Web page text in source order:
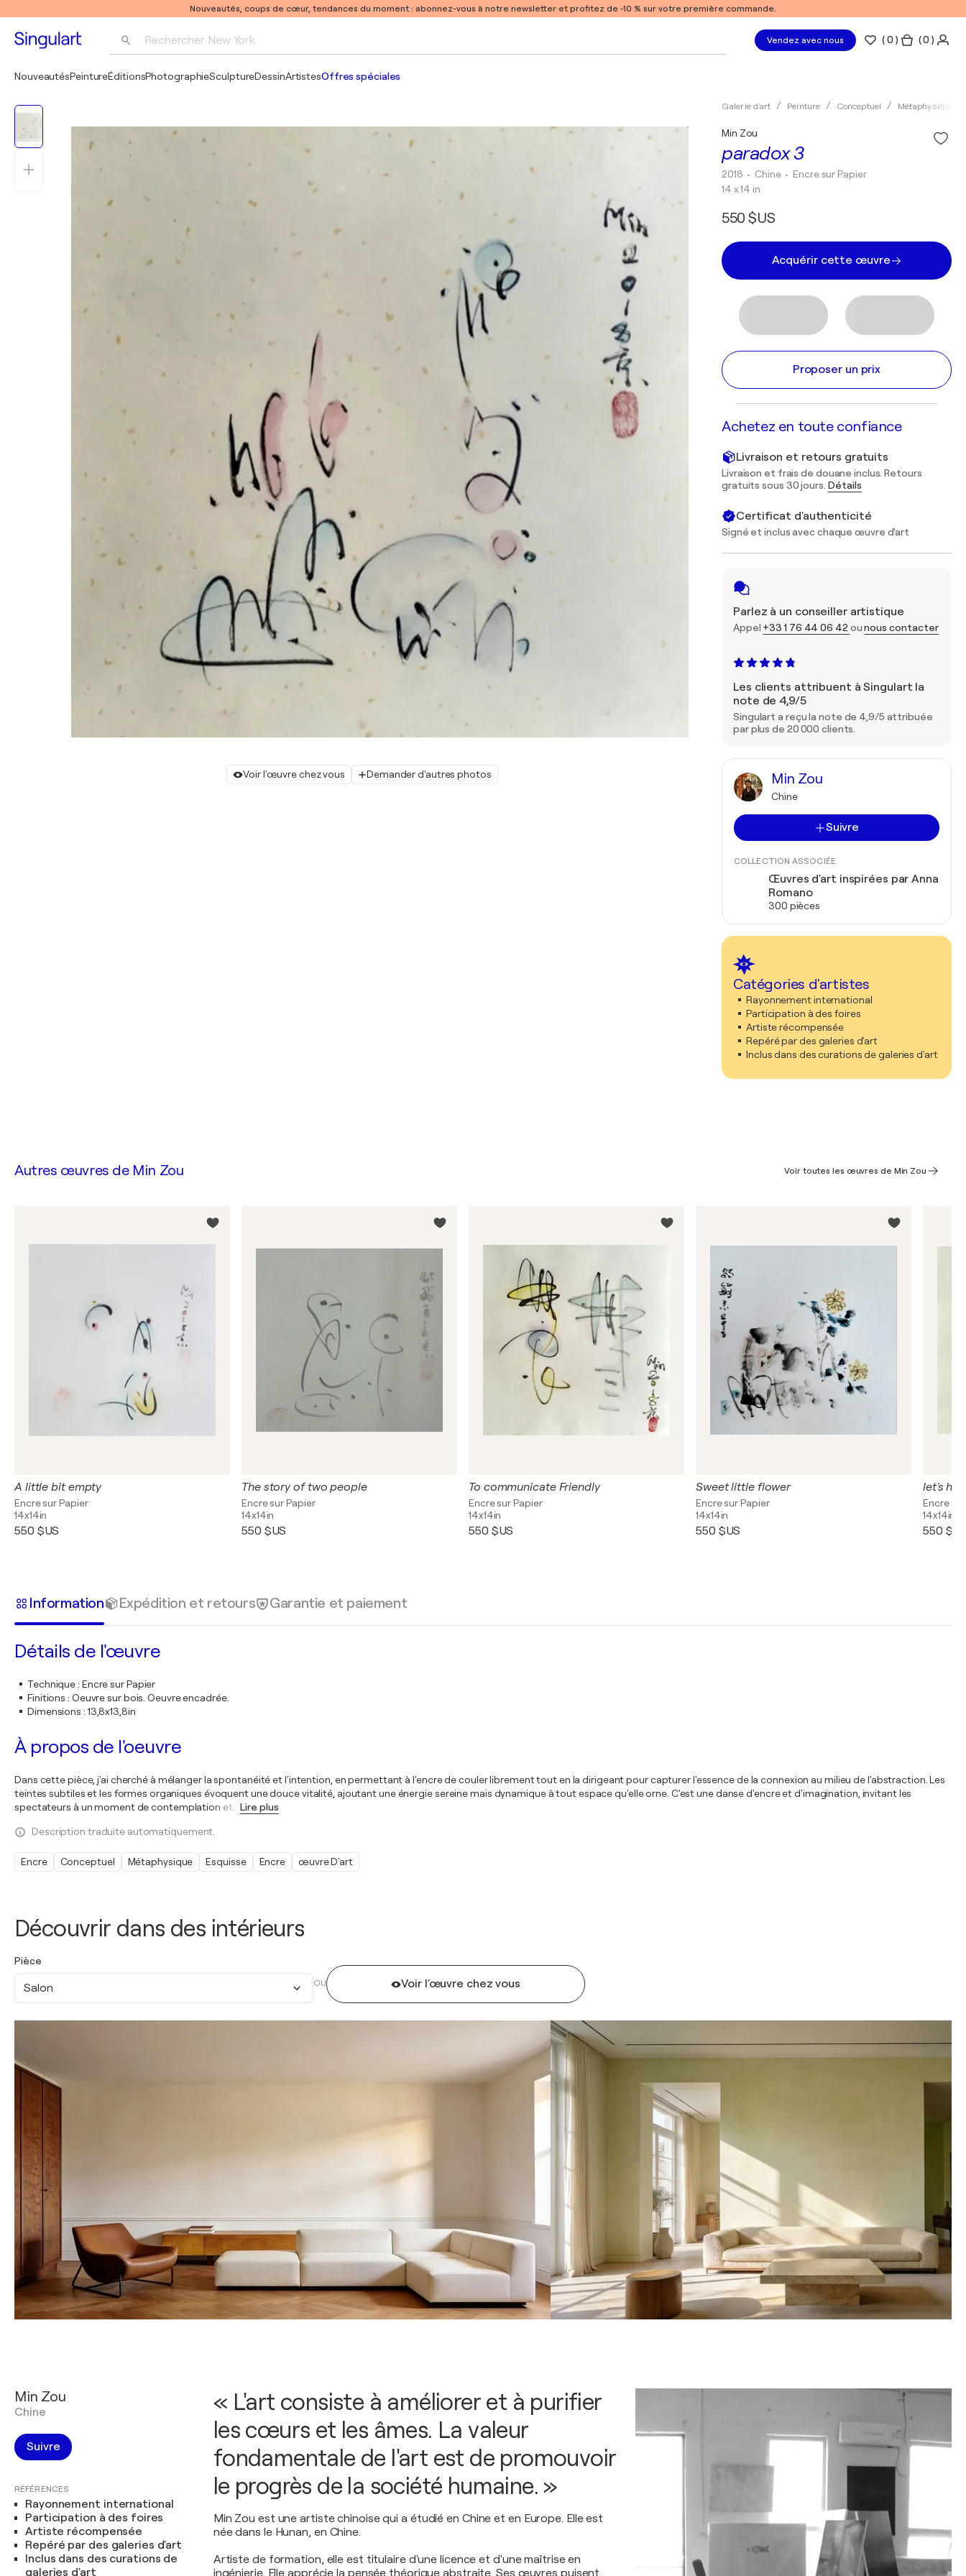
Nouveautés, coups de cœur, tendances du moment : abonnez-vous à notre newsletter et profitez de -10 % sur votre première commande.
Rechercher New York
Pablo Picasso
Vendez avec nous (0 ) ( 0 )
NouveautésPeintureÉditionsPhotographieSculptureDessinArtistesOffres spéciales
Voir l'œuvre chez vous Demander d'autres photos
Galerie d'art Peinture Conceptuel Métaphysique
paradox 3
Min Zou
2018 • Chine • Encre sur Papier
14 x 14 in
550 $US
Acquérir cette œuvre
Proposer un prix
Achetez en toute confiance
Livraison et retours gratuits
Livraison et frais de douane inclus. Retours
gratuits sous 30 jours. Détails
Certificat d'authenticité
Signé et inclus avec chaque œuvre d'art
Parlez à un conseiller artistique
Appel +33 1 76 44 06 42 ounous contacter
Les clients attribuent à Singulart la
note de 4,9/5
Singulart a reçu la note de 4,9/5 attribuée
par plus de 20 000 clients.
Min Zou
Chine
Suivre
COLLECTION ASSOCIÉE
Œuvres d'art inspirées par Anna
Romano
300 pièces
Catégories d'artistes
Rayonnement international
Participation à des foires
Artiste récompensée
Repéré par des galeries d'art
Inclus dans des curations de galeries d'art
Découvrir dans des intérieurs
Pièce
Salon OU Voir l'œuvre chez vous
Autres œuvres de Min Zou Voir toutes les œuvres de Min Zou
A little bit empty
Encre sur Papier
14x14in
550 $US
The story of two people
Encre sur Papier
14x14in
550 $US
To communicate Friendly
Encre sur Papier
14x14in
550 $US
Sweet little flower
Encre sur Papier
14x14in
550 $US
let's
Encre
14x14in
550
Information Expédition et retours Garantie et paiement
Détails de l'œuvre
Technique: Encre sur Papier
Finitions : Oeuvre sur bois. Oeuvre encadrée.
Dimensions : 13,8x13,8in
À propos de l'oeuvre
Dans cette pièce, j'ai cherché à mélanger la spontanéité et l'intention, en permettant à l'encre de couler librement tout en la dirigeant pour capturer l'essence de la connexion au milieu de l'abstraction. Les
teintes subtiles et les formes organiques évoquent une douce vitalité, ajoutant une énergie sereine mais dynamique à tout espace qu'elle orne. C'est une danse d'encre et d'imagination, invitant les
spectateurs à un moment de contemplation et
Lire plus
Description traduite automatiquement.
Encre Conceptuel Métaphysique Esquisse Encre œuvre D'art
Min Zou
Chine
Suivre
RÉFÉRENCES
Rayonnement international
Participation à des foires
Artiste récompensée
Repéré par des galeries d'art
Inclus dans des curations de
galeries d'art
« L'art consiste à améliorer et à purifier
les cœurs et les âmes. La valeur
fondamentale de l'art est de promouvoir
le progrès de la société humaine. »
Min Zou est une artiste chinoise qui a étudié en Chine et en Europe. Elle est
née dans le Hunan, en Chine.
Artiste de formation, elle est titulaire d'une licence et d'une maîtrise en
ingénierie. Elle apprécie la pensée théorique abstraite. Ses œuvres puisent